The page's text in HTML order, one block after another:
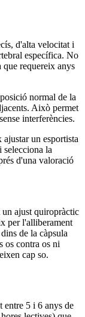
d'alta velocitat i
específica. No
que requereix anys
normal de la
Això permet
interferències.
ajustar un esportista
selecciona la
d'una valoració
un ajust quiropràctic
per l'alliberament
de la càpsula
os contra os ni
cap so.
5 i 6 anys de